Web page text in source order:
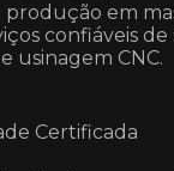
em
confiáveis
usinagem CNC.
Certificada